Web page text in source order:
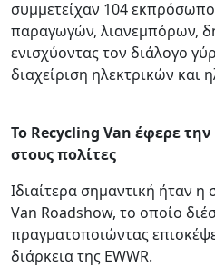
συμμετείχαν 104
παραγωγών, λιανεμπόρων,
ενισχύοντας τον διάλογο
διαχείριση ηλεκτρικών και
Το Recycling Van έφερε
στους πολίτες
Ιδιαίτερα σημαντική ήταν
Van Roadshow, το οποίο
πραγματοποιώντας
διάρκεια της EWWR.